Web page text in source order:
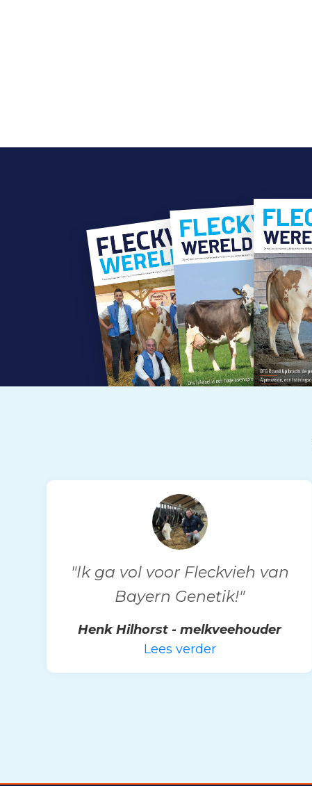
"Ik ga vol voor Fleckvieh van
Bayern Genetik!"
Henk Hilhorst - melkveehouder
Lees verder